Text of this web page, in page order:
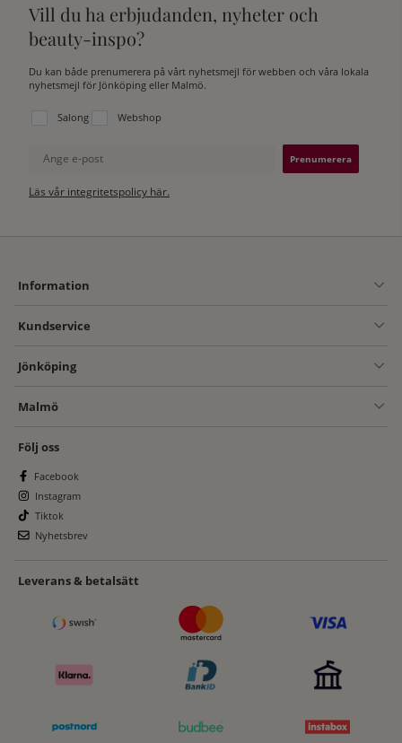
Vill du ha erbjudanden, nyheter och
beauty-inspo?
Du kan både prenumerera på vårt nyhetsmejl för webben och våra lokala
nyhetsmejl för Jönköping eller Malmö.
Välj vilken lista du vill prenumerera på:
Salong Webshop
Ange e-post
Läs vår integritetspolicy här.
Information
Kundservice
Jönköping
Malmö
Följ oss
Facebook
Instagram
Tiktok
Nyhetsbrev
Leverans & betalsätt